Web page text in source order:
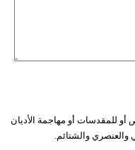
أو للمقدسات أو مهاجمة الأديان
والعنصري والشتائم.